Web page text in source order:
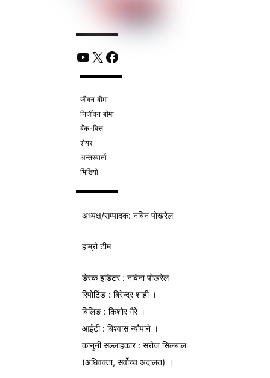
YouTube
X Facebook
जीवन बीमा
निर्जीवन बीमा
बैंक-वित्त
शेयर
अन्तरवार्ता
भिडियो
अध्यक्ष/सम्पादक: नबिन पोखरेल
हाम्रो टीम
डेस्क इडिटर : नबिना पोखरेल
रिपोर्टिङ : बिरेन्द्र शाही ।
बिलिङ : किशोर गैरे ।
आईटी : बिश्वास न्यौपाने ।
कानुनी सल्लाहकार : सरोज सिलबाल
(अधिवक्ता, सर्वोच्च अदालत) ।